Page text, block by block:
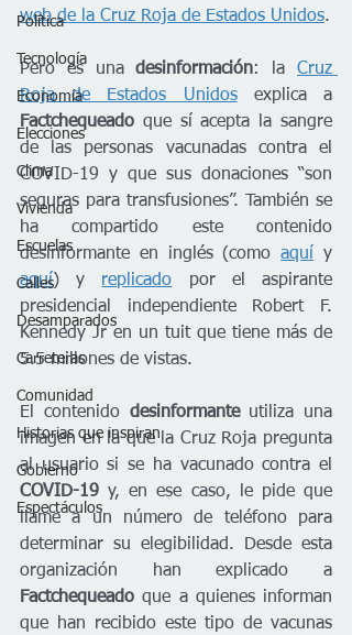
Política
Tecnología
Economía
Elecciones
Clima
Vivienda
Escuelas
Calles
Desamparados
Carreteras
Comunidad
Historias que inspiran
Gobierno
Espectáculos
web de la Cruz Roja de Estados Unidos.
Pero es una desinformación: la Cruz
Roja de Estados Unidos
Factchequeado que sí acepta la sangre
de las personas vacunadas contra el
COVID-19 y que sus donaciones “son
seguras para transfusiones”. También se
ha compartido este contenido
desinformante en inglés (como aquí
aquí) y replicado por el aspirante
presidencial independiente Robert F.
Kennedy Jr en un tuit que tiene más de
5.5 millones de vistas.
El contenido desinformante utiliza una
imagen en la que la Cruz Roja pregunta
al usuario si se ha vacunado contra el
COVID-19 y, en ese caso, le pide que
llame a un número de teléfono para
determinar su elegibilidad. Desde esta
Factchequeado que a quienes informan
que han recibido este tipo de vacunas